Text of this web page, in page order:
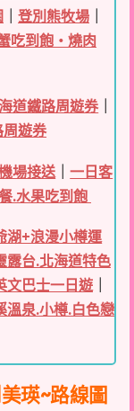
登別熊牧場
吃到飽・燒肉
道鐵路周遊券｜
遊券
場接送｜一日客
.水果吃到飽
湖+浪漫小樽運
露台.北海道特色
文巴士一日遊｜
溫泉.小樽.白色戀
瑛~路線圖